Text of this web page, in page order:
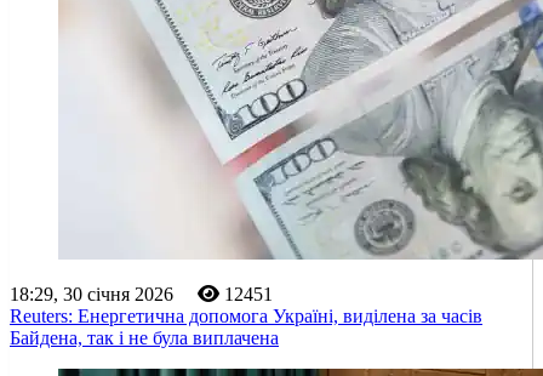
18:29, 30 січня 2026
12451
Reuters: Енергетична допомога Україні, виділена за часів
Байдена, так і не була виплачена